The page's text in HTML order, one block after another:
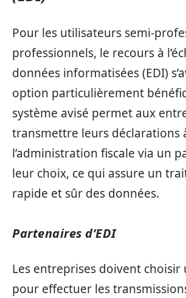
Pour les utilisateurs semi-
professionnels, le recours à
données informatisées (EDI)
option particulièrement
système avisé permet aux
transmettre leurs déclarations
l’administration fiscale via un
leur choix, ce qui assure un
rapide et sûr des données.
Partenaires d’EDI
Les entreprises doivent
pour effectuer les